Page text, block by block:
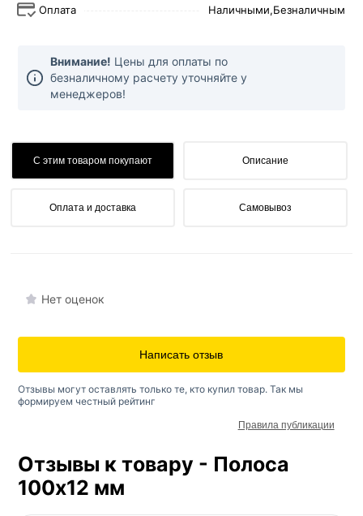
Оплата
Наличными,Безналичным
Внимание! Цены для оплаты по
безналичному расчету уточняйте у
менеджеров!
С этим товаром покупают Описание
Оплата и доставка Самовывоз
Отзывы к товару - Полоса
100х12 мм
Нет оценок
Написать отзыв
Отзывы могут оставлять только те, кто купил товар. Так мы
формируем честный рейтинг
Правила публикации